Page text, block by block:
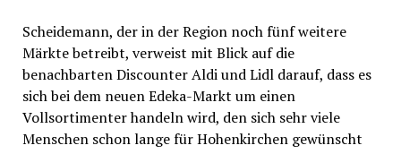
Scheidemann, der in der Region noch fünf weitere
Märkte betreibt, verweist mit Blick auf die
benachbarten Discounter Aldi und Lidl darauf, dass es
sich bei dem neuen Edeka-Markt um einen
Vollsortimenter handeln wird, den sich sehr viele
Menschen schon lange für Hohenkirchen gewünscht